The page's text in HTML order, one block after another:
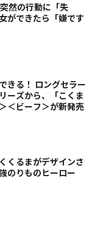
然の行動に「失
ができたら「嫌です
きる！ ロングセラー
ーズから、「こくま
＜ビーフ＞が新発売
くるまがデザインさ
のりものヒーロー